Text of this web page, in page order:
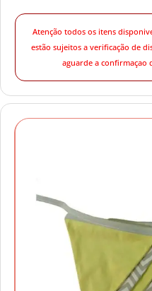
Atenção todos os itens
estão sujeitos a verificação de
aguarde a confirmaçao